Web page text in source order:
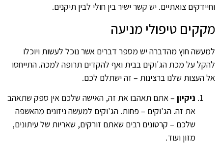
וחיידקים צואתיים. יש קשר ישיר בין חולי לבין תיקנים.
מקקים טיפולי מניעה
למעשה חוץ מהדברה יש מספר דברים אשר נוכל לעשות ויוכלו
להקל על מכת הג'וקים בבית ואף להקדים תרופה למכה. התייחסו
אל העצות שלנו ברצינות – זה ישתלם לכם.
ניקיון – אתם תאהבו את זה, האישה שלכם אין ספק שתאהב
את זה. הג'וקים – פחות. הג'וקים למעשה ניזונים מהאשפה
שלכם – קרטונים רבים שאתם זורקים, שאריות של עיתונים,
מזון ועוד.